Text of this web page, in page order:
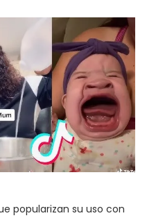
popularizan su uso con